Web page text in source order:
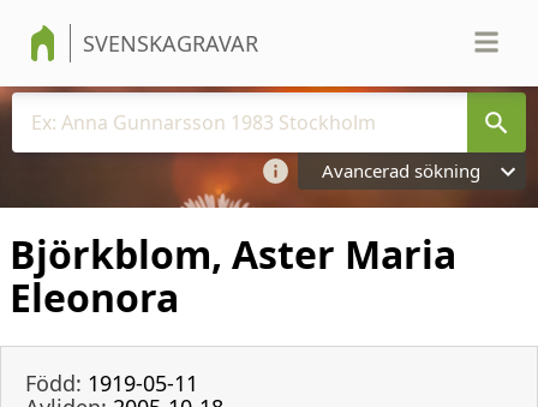
SVENSKAGRAVAR
Avancerad sökning
Björkblom, Aster Maria
Eleonora
Född: 1919-05-11